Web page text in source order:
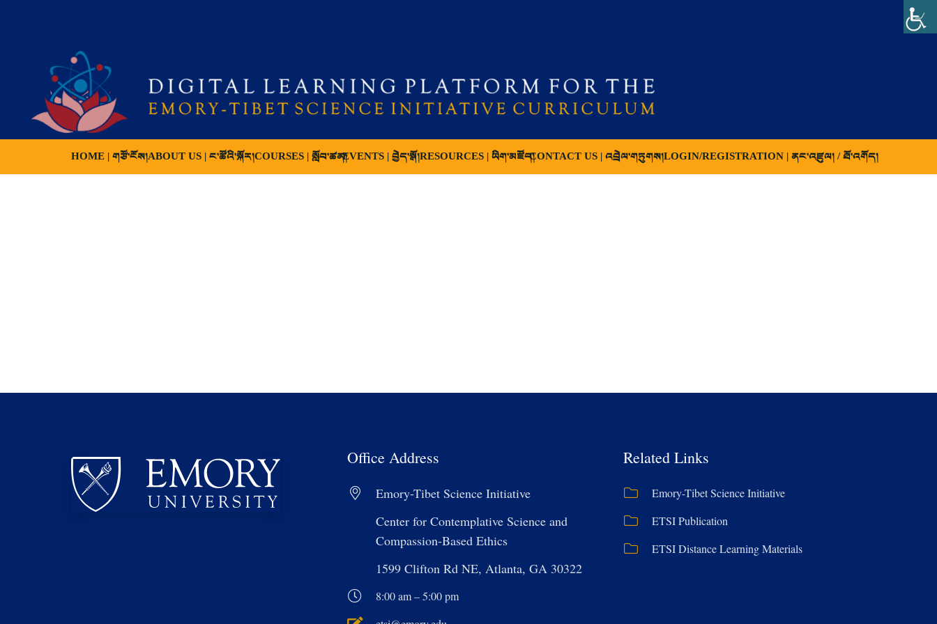
HOME | གཙོ་ངོས།ABOUT US | ང་ཚོའི་སྐོར།COURSES | སློབ་ཚན།EVENTS | བྱེད་སྒོ།RESOURCES | ཡིག་མཛོད།CONTACT US | འབྲེལ་གཏུགས།LOGIN/REGISTRATION | ནང་འཛུལ། / ཐོ་འགོད།
Office Address
Emory-Tibet Science Initiative
Center for Contemplative Science and
Compassion-Based Ethics
1599 Clifton Rd NE, Atlanta, GA 30322
8:00 am – 5:00 pm
Related Links
Emory-Tibet Science Initiative
ETSI Publication
ETSI Distance Learning Materials